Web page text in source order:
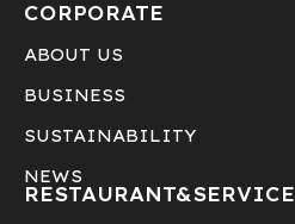
CORPORATE
ABOUT US
BUSINESS
SUSTAINABILITY
NEWS
RESTAURANT&SERVICE